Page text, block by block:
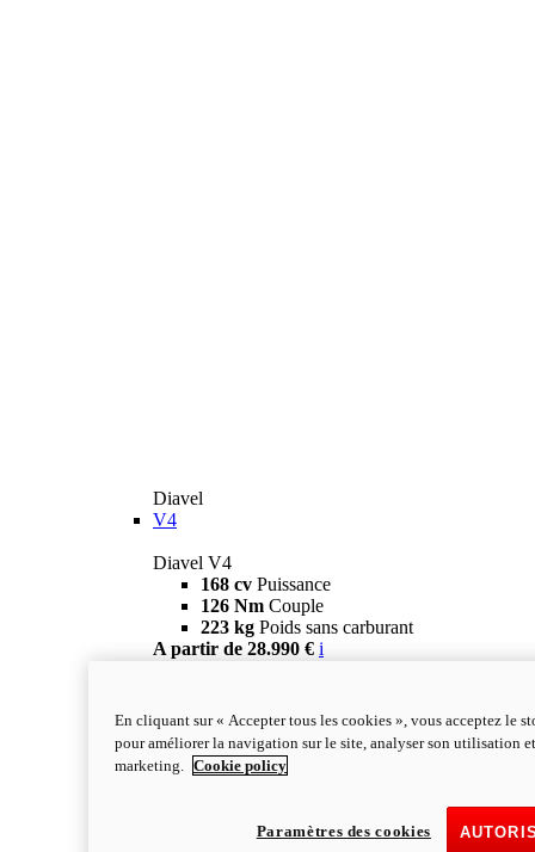
Diavel
V4
Diavel V4
168 cv Puissance
126 Nm Couple
223 kg Poids sans carburant
A partir de 28.990 € i
Diavel V4 RS
182 chPUISSANCE
120 NmCOUPLE
Configurateur En savoir plus
En cliquant sur « Accepter tous les cookies », vous acceptez le
pour améliorer la navigation sur le site, analyser son utilisation
marketing.
Cookie policy
Paramètres des cookies